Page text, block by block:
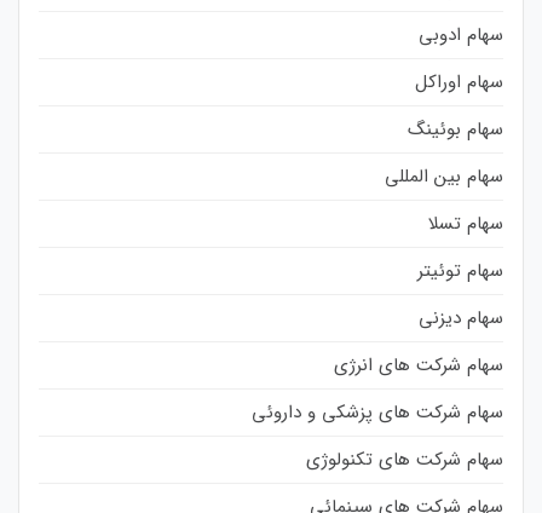
سهام ادوبی
سهام اوراکل
سهام بوئینگ
سهام بین المللی
سهام تسلا
سهام توئیتر
سهام دیزنی
سهام شرکت های انرژی
سهام شرکت های پزشکی و داروئی
سهام شرکت های تکنولوژی
سهام شرکت های سینمائی